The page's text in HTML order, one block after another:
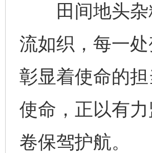
田间地头杂
流如织，每一
彰显着使命的
使命，正以有
卷保驾护航。